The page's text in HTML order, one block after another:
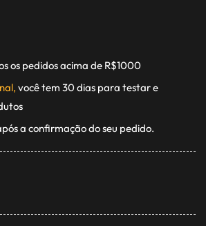
os pedidos acima de R$1000
você tem 30 dias para testar e
a confirmação do seu pedido.